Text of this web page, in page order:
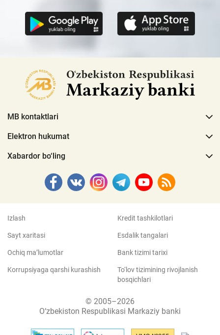
MB kontaktlari
Elektron hukumat
Xabardor bo‘ling
Izlash
Sayt xaritasi
Ochiq ma’lumotlar
Korrupsiyaga qarshi kurashish
Kredit tashkilotlari
Esdalik tangalari
Bank tizimi tarixi
To‘lov tizimining rivojlanish
bosqichlari
© 2005–2026
O‘zbekiston Respublikasi Markaziy banki